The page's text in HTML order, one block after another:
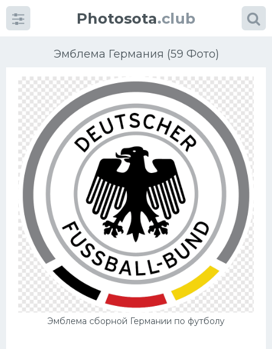
Photosota.club
Эмблема Германия (59 Фото)
Эмблема сборной Германии по футболу
Категории Фото
Еще картинки...
Футбол
Баскетбол
Хоккей
Велогонки
Конькобежный спорт
Тренажеры